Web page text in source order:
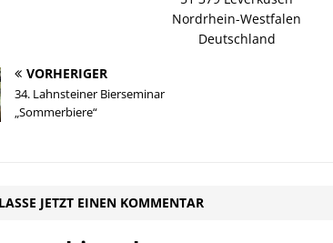
Nordrhein-Westfalen
Deutschland
VORHERIGER
34. Lahnsteiner Bierseminar
„Sommerbiere“
JETZT EINEN KOMMENTAR